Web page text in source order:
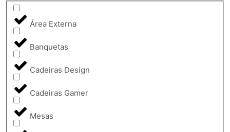
Área Externa
Banquetas
Cadeiras Design
Cadeiras Gamer
Mesas